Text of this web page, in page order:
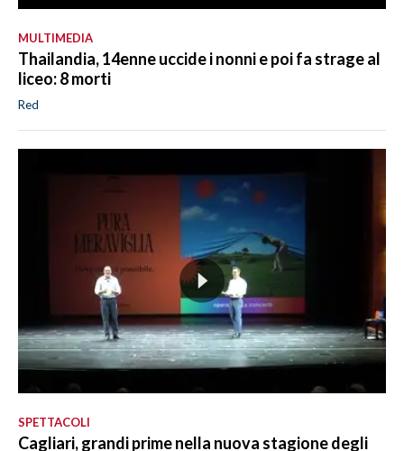
MULTIMEDIA
Thailandia, 14enne uccide i nonni e poi fa strage al
liceo: 8 morti
Red
SPETTACOLI
Cagliari, grandi prime nella nuova stagione degli